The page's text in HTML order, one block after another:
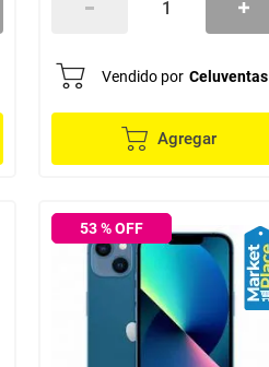
Vendido por Celuventas
Agregar
53% OFF